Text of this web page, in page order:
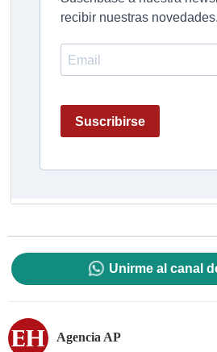
Unirme al canal
Agencia AP